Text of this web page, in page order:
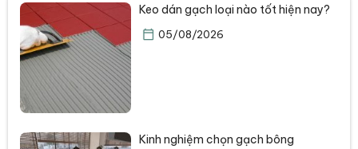
Keo dán gạch loại nào tốt hiện nay?
05/08/2026
Kinh nghiệm chọn gạch bông